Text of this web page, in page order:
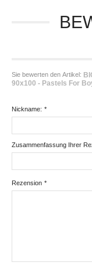
Sie bewerten den Artikel:
90x100 - Pastels For
*
Nickname:
Zusammenfassung Ihrer
*
Rezension